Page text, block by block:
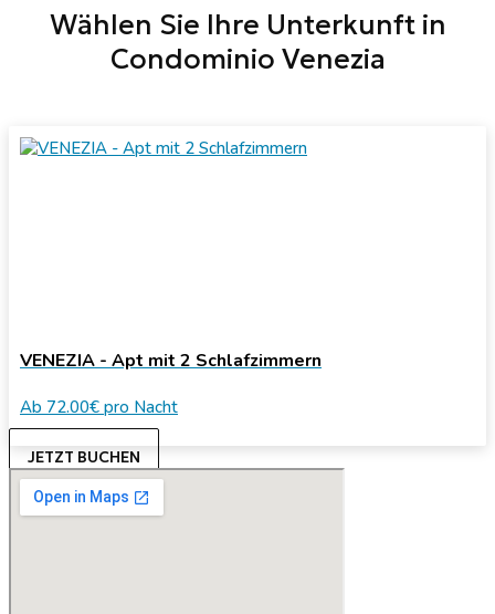
Wählen Sie Ihre Unterkunft in
Condominio Venezia
VENEZIA - Apt mit 2 Schlafzimmern
Ab 72.00€ pro Nacht
JETZT BUCHEN